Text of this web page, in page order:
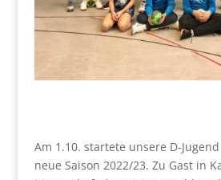
Am 1.10. startete unsere D-
neue Saison 2022/23. Zu Gast in